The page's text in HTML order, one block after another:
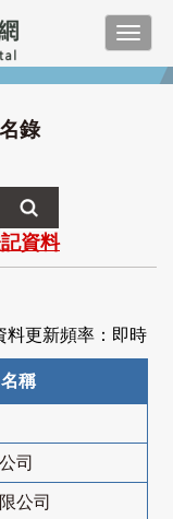
錄
資料
料更新頻率：即時
稱
司
公司